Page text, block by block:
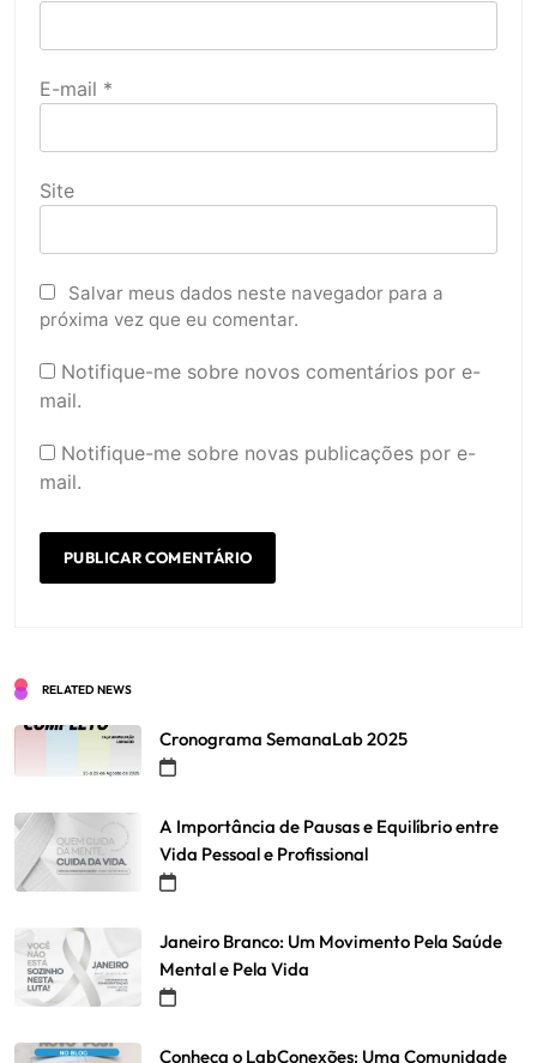
E-mail *
Site
Salvar meus dados neste navegador para a
próxima vez que eu comentar.
Notifique-me sobre novos comentários por e-
mail.
Notifique-me sobre novas publicações por e-
mail.
RELATED NEWS
Cronograma SemanaLab 2025
A Importância de Pausas e Equilíbrio entre
Vida Pessoal e Profissional
Janeiro Branco: Um Movimento Pela Saúde
Mental e Pela Vida
Conheça o LabConexões: Uma Comunidade